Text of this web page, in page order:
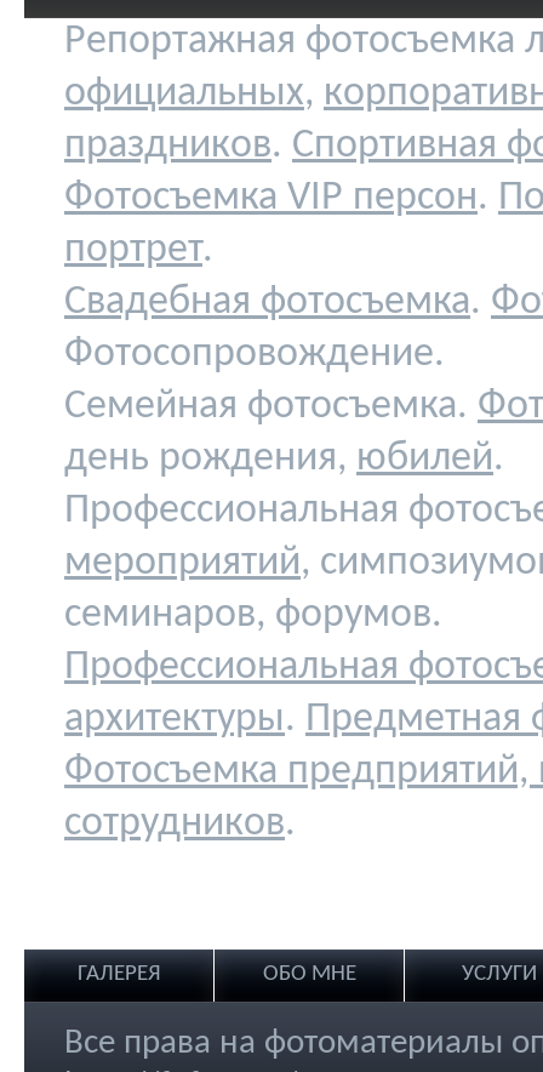
Репортажная фотосъемка
официальных,
праздников. Спортивная
Фотосъемка VIP персон.
портрет.
Свадебная фотосъемка.
Фотосопровождение.
Семейная фотосъемка.
день рождения, юбилей.
Профессиональная
мероприятий,
семинаров, форумов.
Профессиональная
архитектуры. Предметная
Фотосъемка
сотрудников.
ГАЛЕРЕЯ ОБО МНЕ УСЛУГИ
Все права на фотоматериалы